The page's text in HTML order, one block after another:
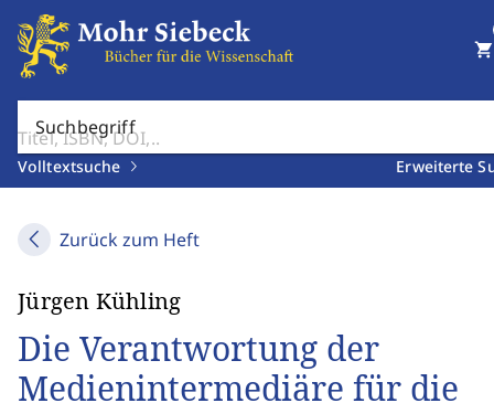
Suchbegriff
Volltextsuche Erweiterte
shopping_cart
Zurück zum Heft
Jürgen Kühling
Die Verantwortung der
Medienintermediäre für die